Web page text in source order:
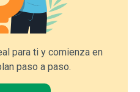
para ti y comienza en
paso a paso.